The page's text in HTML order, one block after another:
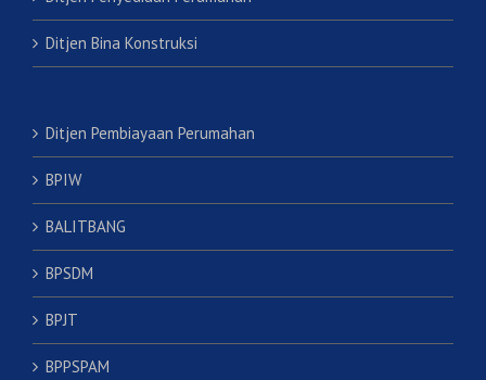
Ditjen Bina Konstruksi
Ditjen Pembiayaan Perumahan
BPIW
BALITBANG
BPSDM
BPJT
BPPSPAM